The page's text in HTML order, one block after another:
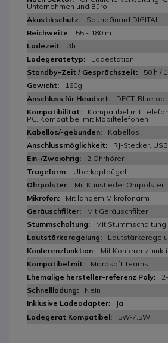
Unternehmen und Büro
SoundGuard DIGITAL
55 - 180 m
3h
Ladestation
50 h /
160g
DECT,
Kompatibel mit
PC, Kompatibel mit Mobiltelefonen
Kabellos
RJ-Stecker,
2 Ohrhörer
Überkopfbügel
Mit Kunstleder Ohrpolster
Mit langem Mikrofonarm
Mit Geräuschfilter
Mit Stummschaltung
Mit
Microsoft Teams
Nein
Ja
5W-7.5W